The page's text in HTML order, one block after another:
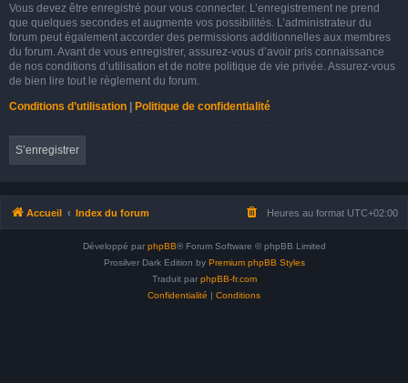
Vous devez être enregistré pour vous connecter. L’enregistrement ne prend
que quelques secondes et augmente vos possibilités. L’administrateur du
forum peut également accorder des permissions additionnelles aux membres
du forum. Avant de vous enregistrer, assurez-vous d’avoir pris connaissance
de nos conditions d’utilisation et de notre politique de vie privée. Assurez-vous
de bien lire tout le règlement du forum.
Conditions d’utilisation | Politique de confidentialité
S’enregistrer
Accueil Index du forum Heures au format UTC+02:00
Développé par phpBB® Forum Software © phpBB Limited
Prosilver Dark Edition by Premium phpBB Styles
Traduit par phpBB-fr.com
Confidentialité | Conditions